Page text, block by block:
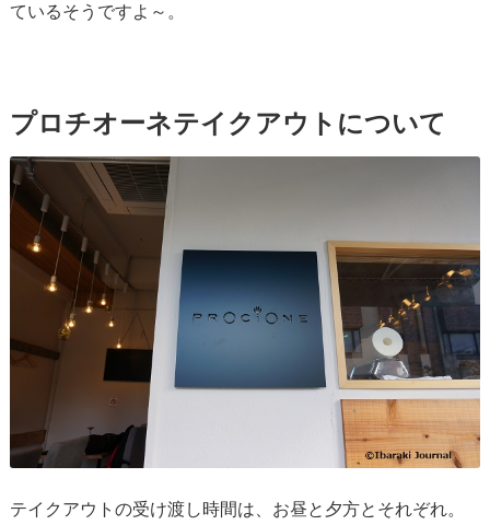
ているそうですよ～。
プロチオーネテイクアウトについて
テイクアウトの受け渡し時間は、お昼と夕方とそれぞれ。